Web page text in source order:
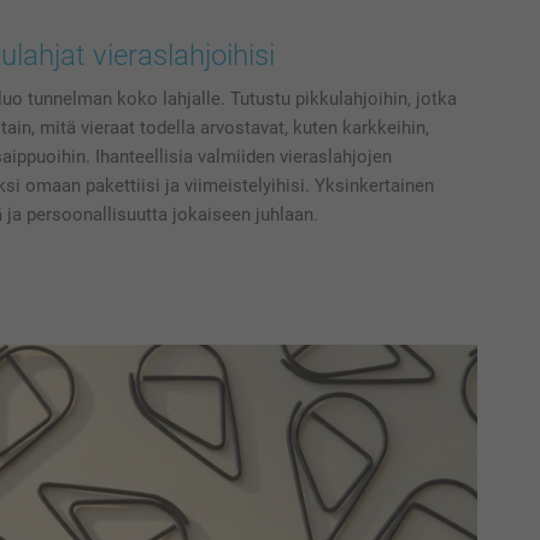
vieraslahjoihisi
tunnelman koko lahjalle. Tutustu pikkulahjoihin, jotka
mitä vieraat todella arvostavat, kuten karkkeihin,
Ihanteellisia valmiiden vieraslahjojen
omaan pakettiisi ja viimeistelyihisi. Yksinkertainen
persoonallisuutta jokaiseen juhlaan.